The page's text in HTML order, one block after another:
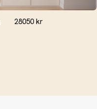
28050 kr